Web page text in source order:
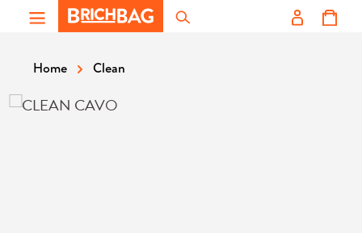
Zum Hauptinhalt springen
Home Clean
Bildergalerie überspringen